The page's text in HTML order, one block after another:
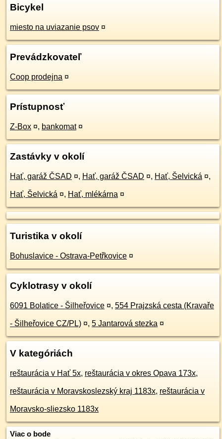
Bicykel
miesto na uviazanie psov ¤
Prevádzkovateľ
Coop prodejna ¤
Prístupnosť
Z-Box ¤, bankomat ¤
Zastávky v okolí
Hať, garáž ČSAD ¤, Hať, garáž ČSAD ¤, Hať, Šelvická ¤,
Hať, Šelvická ¤, Hať, mlékárna ¤
Turistika v okolí
Bohuslavice - Ostrava-Petřkovice ¤
Cyklotrasy v okolí
6091 Bolatice - Šilheřovice ¤, 554 Prajzská cesta (Kravaře
- Šilheřovice CZ/PL) ¤, 5 Jantarová stezka ¤
V kategóriách
reštaurácia v Hať 5x, reštaurácia v okres Opava 173x,
reštaurácia v Moravskoslezský kraj 1183x, reštaurácia v
Moravsko-sliezsko 1183x
Viac o bode